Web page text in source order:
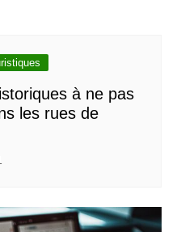
à ne pas
les rues de